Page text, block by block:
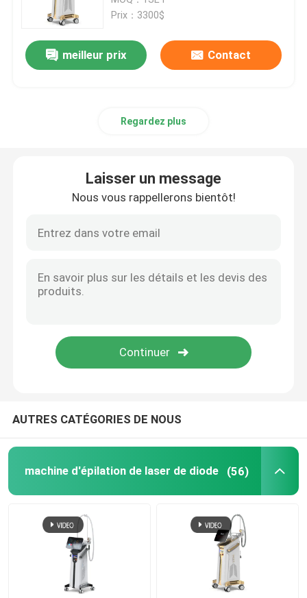
Épilation de laser de diode de SHR
laser à commutation de Q de yag de ND
machine d'épilation de chargement initial
Machine de nettoyage de Hydrafacial
Machine de laser de picoseconde
Machine de laser d'Alexandrite
équipement multifonctionnel de beauté
Prix：3300$
meilleur prix Contact
Regardez plus
Laisser un message
Nous vous rappellerons bientôt!
AUTRES CATÉGORIES DE NOUS
machine d'épilation de laser de diode (56)